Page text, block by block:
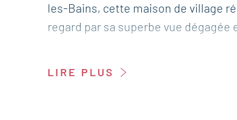
les-Bains, cette maison de village
regard par sa superbe vue
LIRE PLUS